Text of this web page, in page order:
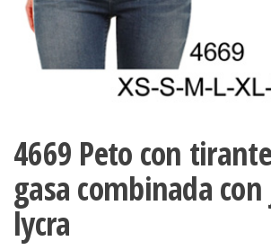
4669 Peto con
gasa combinada
lycra